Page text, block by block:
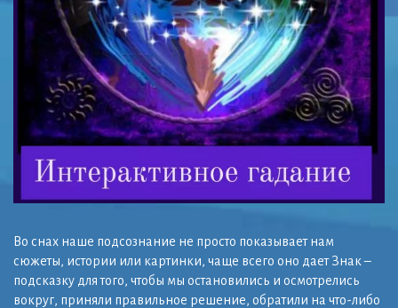
Во снах наше подсознание не просто показывает нам
сюжеты, истории или картинки, чаще всего оно дает Знак –
подсказку для того, чтобы мы остановились и осмотрелись
вокруг, приняли правильное решение, обратили на что-либо